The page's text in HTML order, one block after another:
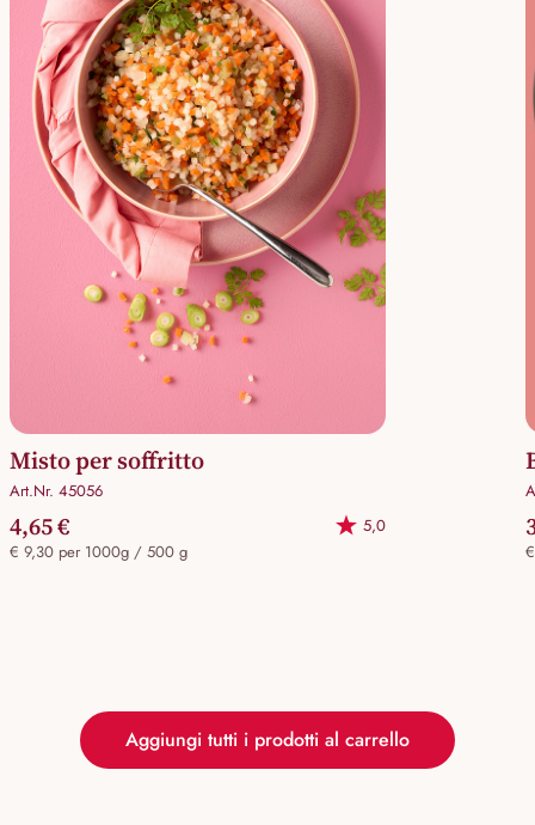
Misto per soffritto
Art.Nr. 45056
4,65 €
5,0
€ 9,30 per 1000g / 500 g
Aggiungi tutti i prodotti al carrello